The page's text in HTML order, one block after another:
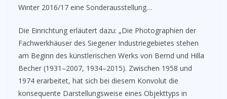
Winter 2016/17 eine Sonderausstellung…
Die Einrichtung erläutert dazu: „Die Photographien der
Fachwerkhäuser des Siegener Industriegebietes stehen
am Beginn des künstlerischen Werks von Bernd und Hilla
Becher (1931–2007, 1934–2015). Zwischen 1958 und
1974 erarbeitet, hat sich bei diesem Konvolut die
konsequente Darstellungsweise eines Objekttyps in